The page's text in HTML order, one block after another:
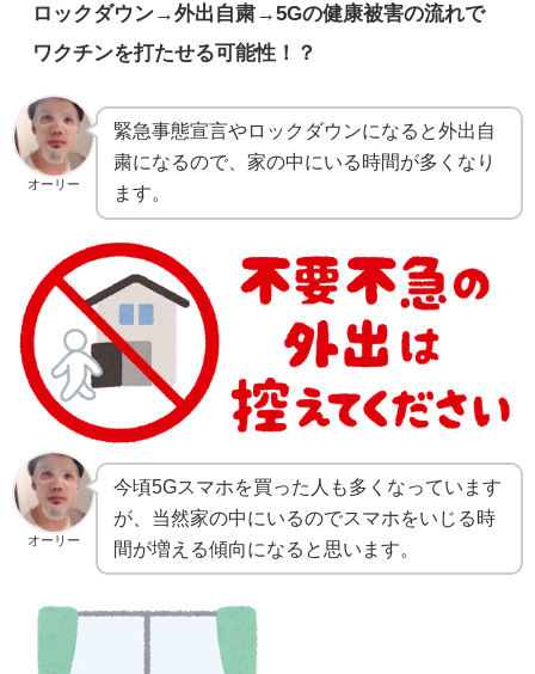
ロックダウン→外出自粛→5Gの健康被害の流れで
ワクチンを打たせる可能性！？
オーリー
緊急事態宣言やロックダウンになると外出自
粛になるので、家の中にいる時間が多くなり
ます。
オーリー
今頃5Gスマホを買った人も多くなっています
が、当然家の中にいるのでスマホをいじる時
間が増える傾向になると思います。